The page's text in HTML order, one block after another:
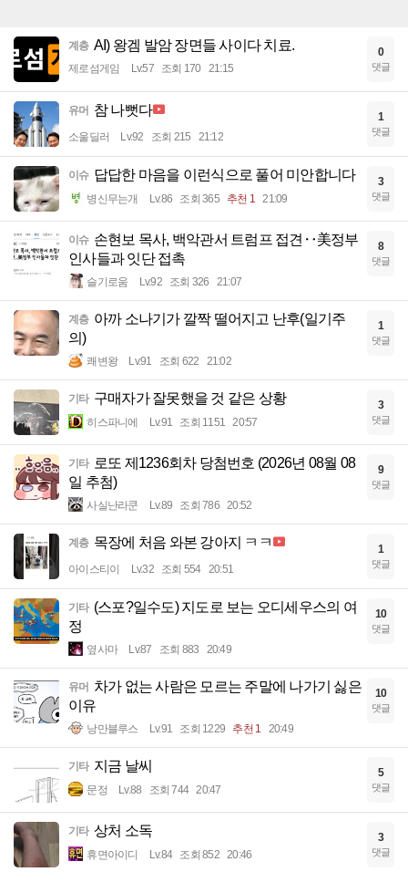
계층 AI) 왕겜 발암 장면들 사이다 치료.
제로섬게임 Lv.57 조회 170 21:15
0
댓글
유머 참 나뻣다
소울딜러 Lv.92 조회 215 21:12
1
댓글
이슈 답답한 마음을 이런식으로 풀어 미안합니다
병신무는개 Lv.86 조회 365 추천 1 21:09
3
댓글
이슈 손현보 목사, 백악관서 트럼프 접견‥美정부
인사들과 잇단 접촉
슬기로움 Lv.92 조회 326 21:07
8
댓글
계층 아까 소나기가 깔짝 떨어지고 난후(일기주
의)
쾌변왕 Lv.91 조회 622 21:02
1
댓글
기타 구매자가 잘못했을 것 같은 상황
히스파니에 Lv.91 조회 1151 20:57
3
댓글
기타 로또 제1236회차 당첨번호 (2026년 08월 08
일 추첨)
사실난라쿤 Lv.89 조회 786 20:52
9
댓글
계층 목장에 처음 와본 강아지 ㅋㅋ
아이스티이 Lv.32 조회 554 20:51
1
댓글
기타 (스포?일수도) 지도로 보는 오디세우스의 여
정
옆사마 Lv.87 조회 883 20:49
10
댓글
유머 차가 없는 사람은 모르는 주말에 나가기 싫은
이유
낭만블루스 Lv.91 조회 1229 추천 1 20:49
10
댓글
기타 지금 날씨
문정 Lv.88 조회 744 20:47
5
댓글
기타 상처 소독
휴면아이디 Lv.84 조회 852 20:46
3
댓글